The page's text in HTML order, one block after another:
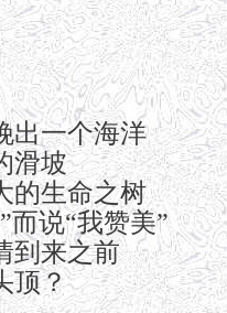
出一个海洋
滑坡
的生命之树
而说“我赞美”
到来之前
顶？